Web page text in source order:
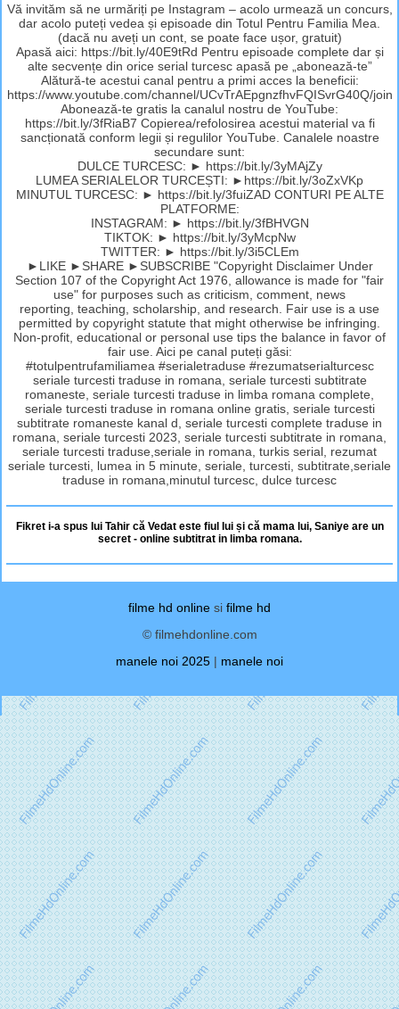
Vă invităm să ne urmăriți pe Instagram – acolo urmează un concurs,
dar acolo puteți vedea și episoade din Totul Pentru Familia Mea.
(dacă nu aveți un cont, se poate face ușor, gratuit)
Apasă aici: https://bit.ly/40E9tRd Pentru episoade complete dar și
alte secvențe din orice serial turcesc apasă pe „abonează-te”
Alătură-te acestui canal pentru a primi acces la beneficii:
https://www.youtube.com/channel/UCvTrAEpgnzfhvFQISvrG40Q/join
Abonează-te gratis la canalul nostru de YouTube:
https://bit.ly/3fRiaB7 Copierea/refolosirea acestui material va fi
sancționată conform legii și regulilor YouTube. Canalele noastre
secundare sunt:
DULCE TURCESC: ► https://bit.ly/3yMAjZy
LUMEA SERIALELOR TURCEȘTI: ►https://bit.ly/3oZxVKp
MINUTUL TURCESC: ► https://bit.ly/3fuiZAD CONTURI PE ALTE
PLATFORME:
INSTAGRAM: ► https://bit.ly/3fBHVGN
TIKTOK: ► https://bit.ly/3yMcpNw
TWITTER: ► https://bit.ly/3i5CLEm
►LIKE ►SHARE ►SUBSCRIBE "Copyright Disclaimer Under
Section 107 of the Copyright Act 1976, allowance is made for "fair
use" for purposes such as criticism, comment, news
reporting, teaching, scholarship, and research. Fair use is a use
permitted by copyright statute that might otherwise be infringing.
Non-profit, educational or personal use tips the balance in favor of
fair use. Aici pe canal puteți găsi:
#totulpentrufamiliamea #serialetraduse #rezumatserialturcesc
seriale turcesti traduse in romana, seriale turcesti subtitrate
romaneste, seriale turcesti traduse in limba romana complete,
seriale turcesti traduse in romana online gratis, seriale turcesti
subtitrate romaneste kanal d, seriale turcesti complete traduse in
romana, seriale turcesti 2023, seriale turcesti subtitrate in romana,
seriale turcesti traduse,seriale in romana, turkis serial, rezumat
seriale turcesti, lumea in 5 minute, seriale, turcesti, subtitrate,seriale
traduse in romana,minutul turcesc, dulce turcesc
Fikret i-a spus lui Tahir că Vedat este fiul lui și că mama lui, Saniye are un
secret - online subtitrat in limba romana.
filme hd online si filme hd
© filmehdonline.com
manele noi 2025 | manele noi